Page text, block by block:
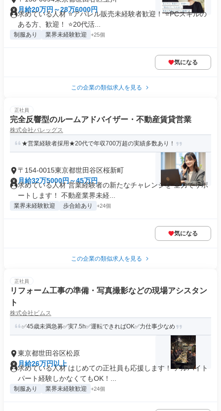
月給20万円～28万6000円
求めている人材 ⭐アパレル販売未経験者歓迎！ ⭐PCスキルの
ある方、歓迎！ ⭐20代活...
制服あり 業界未経験歓迎 +25個
気になる
この企業の類似求人を見る
正社員
完全反響型のルームアドバイザー・不動産賃貸営業
株式会社バレッグス
★営業経験者採用★20代で年収700万超の実績多数あり！
〒154-0015東京都世田谷区桜新町
月給32万5000円～45万円
求めている人材 営業経験者の新たなチャレンジを 全力でサポ
ートします！ 不動産業界未経...
業界未経験歓迎 歩合給あり +24個
気になる
この企業の類似求人を見る
正社員
リフォーム工事の準備・写真撮影などの現場アシスタン
ト
株式会社ビムス
✅45歳未満急募✅実7.5h✅運転できればOK✅力仕事少なめ
東京都世田谷区松原
月給26万円以上
求めている人材 はじめての正社員も応援します！ アルバイト
パート経験しかなくてもOK！...
制服あり 業界未経験歓迎 +24個